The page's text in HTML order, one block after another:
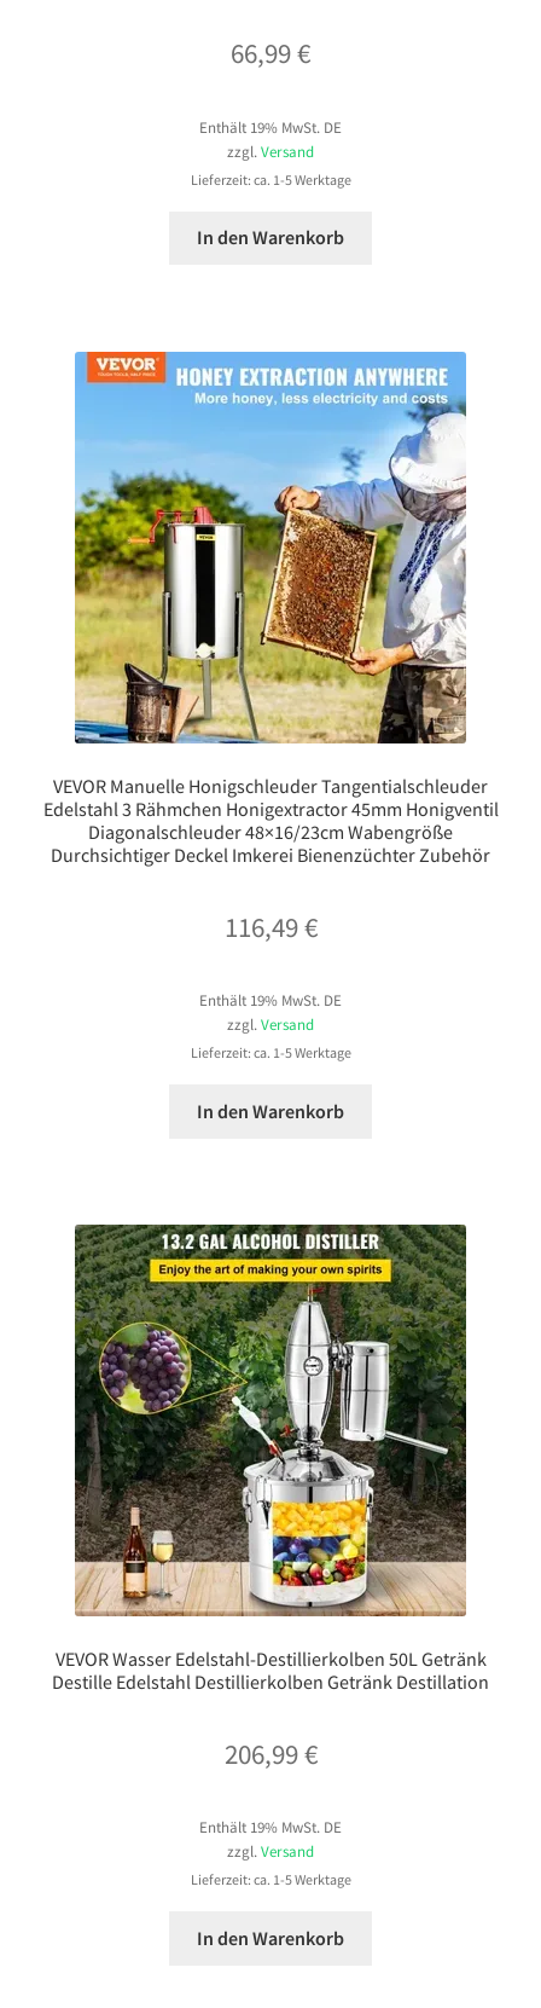
66,99€
Enthält 19% MwSt. DE
zzgl. Versand
Lieferzeit: ca. 1-5 Werktage
In den Warenkorb
VEVOR Manuelle Honigschleuder Tangentialschleuder
Edelstahl 3 Rähmchen Honigextractor 45mm Honigventil
Diagonalschleuder 48×16/23cm Wabengröße
Durchsichtiger Deckel Imkerei Bienenzüchter Zubehör
116,49€
Enthält 19% MwSt. DE
zzgl. Versand
Lieferzeit: ca. 1-5 Werktage
In den Warenkorb
VEVOR Wasser Edelstahl-Destillierkolben 50L Getränk
Destille Edelstahl Destillierkolben Getränk Destillation
206,99€
Enthält 19% MwSt. DE
zzgl. Versand
Lieferzeit: ca. 1-5 Werktage
In den Warenkorb